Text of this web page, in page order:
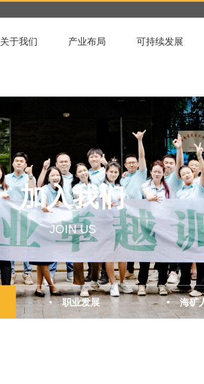
关于我们 产业布局 可持续发展
加入我们
JOIN US
职业发展 海矿